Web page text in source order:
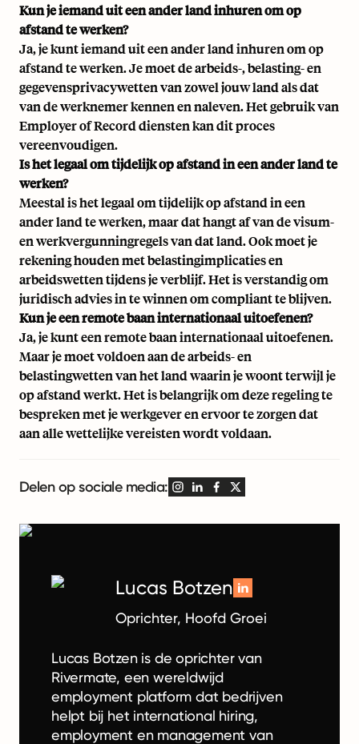
Kun je iemand uit een ander land inhuren om op
afstand te werken?
Ja, je kunt iemand uit een ander land inhuren om op
afstand te werken. Je moet de arbeids-, belasting- en
gegevensprivacywetten van zowel jouw land als dat
van de werknemer kennen en naleven. Het gebruik van
Employer of Record diensten kan dit proces
vereenvoudigen.
Is het legaal om tijdelijk op afstand in een ander land te
werken?
Meestal is het legaal om tijdelijk op afstand in een
ander land te werken, maar dat hangt af van de visum-
en werkvergunningregels van dat land. Ook moet je
rekening houden met belastingimplicaties en
arbeidswetten tijdens je verblijf. Het is verstandig om
juridisch advies in te winnen om compliant te blijven.
Kun je een remote baan internationaal uitoefenen?
Ja, je kunt een remote baan internationaal uitoefenen.
Maar je moet voldoen aan de arbeids- en
belastingwetten van het land waarin je woont terwijl je
op afstand werkt. Het is belangrijk om deze regeling te
bespreken met je werkgever en ervoor te zorgen dat
aan alle wettelijke vereisten wordt voldaan.
Delen op sociale media:
Lucas Botzen
Oprichter, Hoofd Groei
Lucas Botzen is de oprichter van
Rivermate, een wereldwijd
employment platform dat bedrijven
helpt bij het international hiring,
employment en management van